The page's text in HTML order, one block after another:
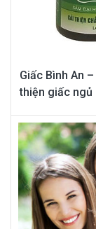
Giấc Bình An
thiện giấc ngủ